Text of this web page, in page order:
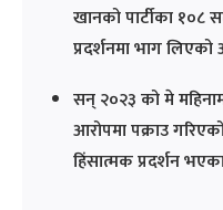
खानको पार्टीका १०८
प्रदर्शनमा भाग
सन् २०२३ को मे
आरोपमा पक्राउ
हिंसात्मक प्रदर्शन